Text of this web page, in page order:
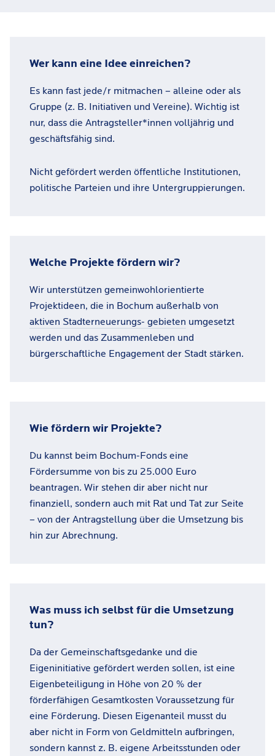
Wer kann eine Idee einreichen?
Es kann fast jede/r mitmachen – alleine oder als
Gruppe (z. B. Initiativen und Vereine). Wichtig ist
nur, dass die Antragsteller*innen volljährig und
geschäftsfähig sind.
Nicht gefördert werden öffentliche Institutionen,
politische Parteien und ihre Untergruppierungen.
Welche Projekte fördern wir?
Wir unterstützen gemeinwohlorientierte
Projektideen, die in Bochum außerhalb von
aktiven Stadterneuerungs- gebieten umgesetzt
werden und das Zusammenleben und
bürgerschaftliche Engagement der Stadt stärken.
Wie fördern wir Projekte?
Du kannst beim Bochum-Fonds eine
Fördersumme von bis zu 25.000 Euro
beantragen. Wir stehen dir aber nicht nur
finanziell, sondern auch mit Rat und Tat zur Seite
– von der Antragstellung über die Umsetzung bis
hin zur Abrechnung.
Was muss ich selbst für die Umsetzung
tun?
Da der Gemeinschaftsgedanke und die
Eigeninitiative gefördert werden sollen, ist eine
Eigenbeteiligung in Höhe von 20 % der
förderfähigen Gesamtkosten Voraussetzung für
eine Förderung. Diesen Eigenanteil musst du
aber nicht in Form von Geldmitteln aufbringen,
sondern kannst z. B. eigene Arbeitsstunden oder